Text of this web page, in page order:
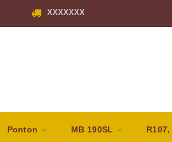
XXXXXXX
Ponton MB 190SL